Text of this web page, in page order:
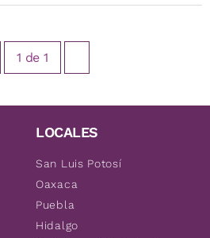
1 de 1
LOCALES
San Luis Potosí
Oaxaca
Puebla
Hidalgo